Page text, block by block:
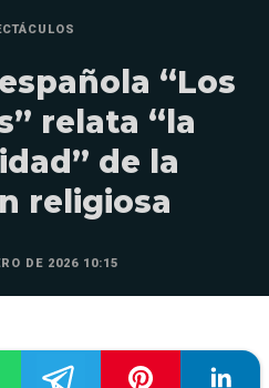
“Los
relata “la
de la
religiosa
DE 2026 10:15